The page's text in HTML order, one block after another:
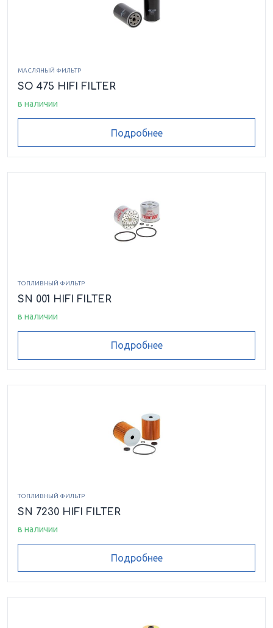
МАСЛЯНЫЙ ФИЛЬТР
SO 475 HIFI FILTER
в наличии
Подробнее
ТОПЛИВНЫЙ ФИЛЬТР
SN 001 HIFI FILTER
в наличии
Подробнее
ТОПЛИВНЫЙ ФИЛЬТР
SN 7230 HIFI FILTER
в наличии
Подробнее